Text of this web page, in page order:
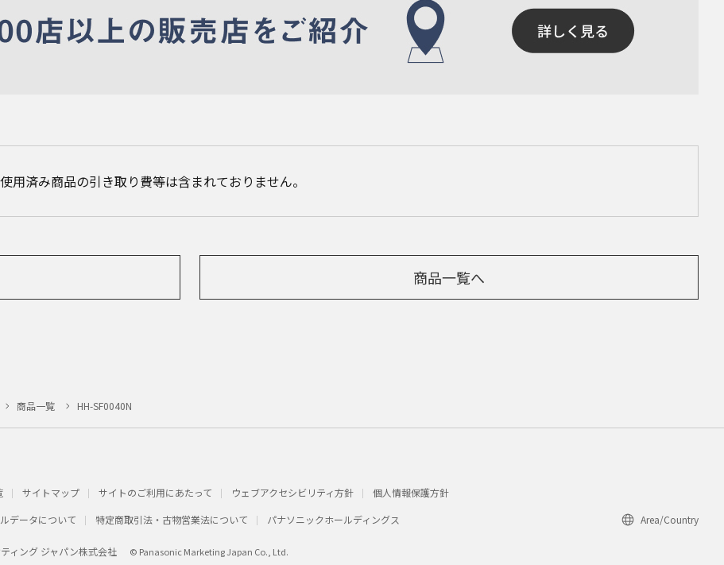
済み商品の引き取り費等は含まれておりません。
商品一覧へ
商品一覧 HH-SF0040N
サイトマップ サイトのご利用にあたって ウェブアクセシビリティ方針
個人情報保護方針
データについて 特定商取引法・古物営業法について パナソニックホールディングス Area/Country
ィング ジャパン株式会社 © Panasonic Marketing Japan Co., Ltd.